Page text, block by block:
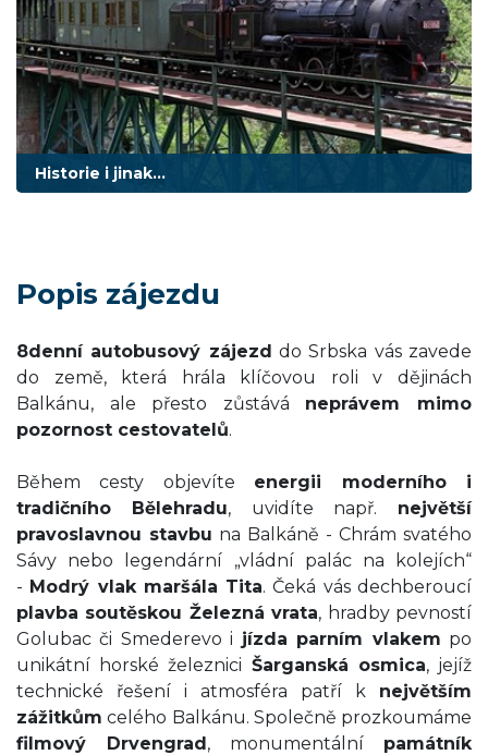
Historie i jinak...
Popis zájezdu
8denní autobusový zájezd do Srbska vás zavede
do země, která hrála klíčovou roli v dějinách
Balkánu, ale přesto zůstává neprávem mimo
pozornost cestovatelů.
Během cesty objevíte energii moderního i
tradičního Bělehradu, uvidíte např. největší
pravoslavnou stavbu na Balkáně - Chrám svatého
Sávy nebo legendární „vládní palác na kolejích“
- Modrý vlak maršála Tita. Čeká vás dechberoucí
plavba soutěskou Železná vrata, hradby pevností
Golubac či Smederevo i jízda parním vlakem po
unikátní horské železnici Šarganská osmica, jejíž
technické řešení i atmosféra patří k největším
zážitkům celého Balkánu. Společně prozkoumáme
filmový Drvengrad, monumentální památník